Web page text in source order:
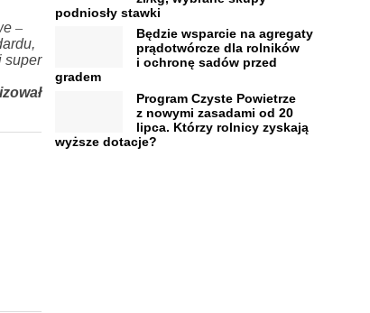
–
super
podniosły stawki
Będzie wsparcie na agregaty
prądotwórcze dla rolników
i ochronę sadów przed
gradem
Program Czyste Powietrze
z nowymi zasadami od 20
lipca. Którzy rolnicy zyskają
wyższe dotacje?